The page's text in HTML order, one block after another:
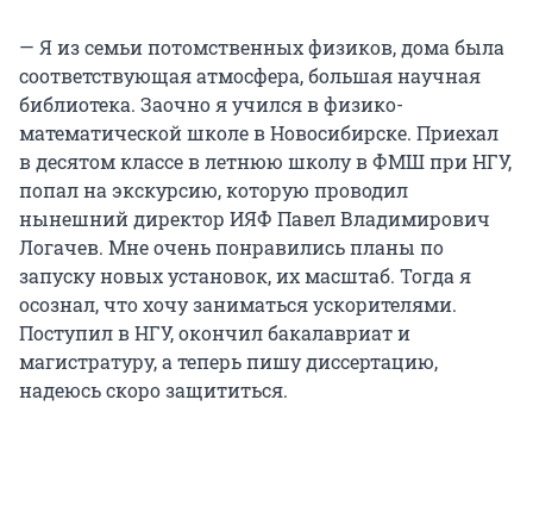
— Я из семьи потомственных физиков, дома была
соответствующая атмосфера, большая научная
библиотека. Заочно я учился в физико-
математической школе в Новосибирске. Приехал
в десятом классе в летнюю школу в ФМШ при НГУ,
попал на экскурсию, которую проводил
нынешний директор ИЯФ Павел Владимирович
Логачев. Мне очень понравились планы по
запуску новых установок, их масштаб. Тогда я
осознал, что хочу заниматься ускорителями.
Поступил в НГУ, окончил бакалавриат и
магистратуру, а теперь пишу диссертацию,
надеюсь скоро защититься.